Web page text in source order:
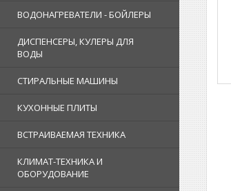
ВОДОНАГРЕВАТЕЛИ - БОЙЛЕРЫ
ДИСПЕНСЕРЫ, КУЛЕРЫ ДЛЯ
ВОДЫ
СТИРАЛЬНЫЕ МАШИНЫ
КУХОННЫЕ ПЛИТЫ
ВСТРАИВАЕМАЯ ТЕХНИКА
КЛИМАТ-ТЕХНИКА И
ОБОРУДОВАНИЕ